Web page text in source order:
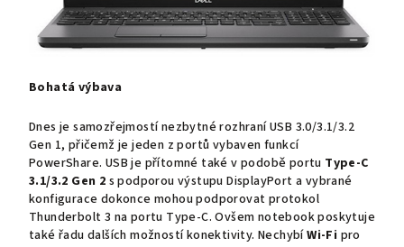
Bohatá výbava
Dnes je samozřejmostí nezbytné rozhraní USB 3.0/3.1/3.2
Gen 1, přičemž je jeden z portů vybaven funkcí
PowerShare. USB je přítomné také v podobě portu Type-C
3.1/3.2 Gen 2 s podporou výstupu DisplayPort a vybrané
konfigurace dokonce mohou podporovat protokol
Thunderbolt 3 na portu Type-C. Ovšem notebook poskytuje
také řadu dalších možností konektivity. NechybíWi-Fi pro